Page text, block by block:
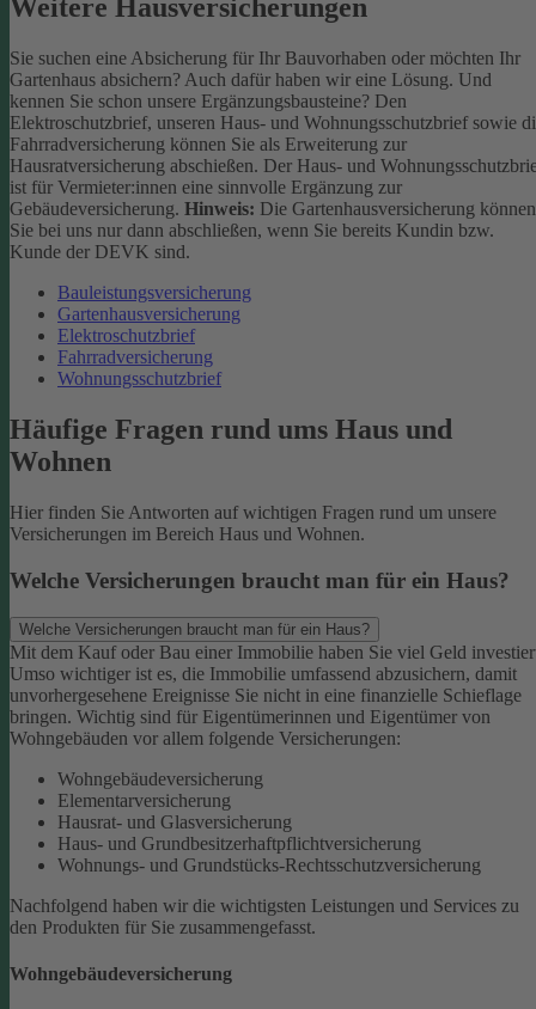
Weitere Hausversicherungen
Sie suchen eine Absicherung für Ihr Bauvorhaben oder möchten Ihr
Gartenhaus absichern? Auch dafür haben wir eine Lösung. Und
kennen Sie schon unsere Ergänzungsbausteine? Den
Elektroschutzbrief, unseren Haus- und Wohnungsschutzbrief sowie
Fahrradversicherung können Sie als Erweiterung zur
Hausratversicherung abschießen. Der Haus- und
ist für Vermieter:innen eine sinnvolle Ergänzung zur
Gebäudeversicherung. Hinweis: Die Gartenhausversicherung können
Sie bei uns nur dann abschließen, wenn Sie bereits Kundin bzw.
Kunde der DEVK sind.
Bauleistungsversicherung
Gartenhausversicherung
Elektroschutzbrief
Fahrradversicherung
Wohnungsschutzbrief
Häufige Fragen rund ums Haus und
Wohnen
Hier finden Sie Antworten auf wichtigen Fragen rund um unsere
Versicherungen im Bereich Haus und Wohnen.
Welche Versicherungen braucht man für ein Haus?
Welche Versicherungen braucht man für ein Haus?
Mit dem Kauf oder Bau einer Immobilie haben Sie viel Geld
Umso wichtiger ist es, die Immobilie umfassend abzusichern, damit
unvorhergesehene Ereignisse Sie nicht in eine finanzielle Schieflage
bringen. Wichtig sind für Eigentümerinnen und Eigentümer von
Wohngebäuden vor allem folgende Versicherungen:
Wohngebäudeversicherung
Elementarversicherung
Hausrat- und Glasversicherung
Haus- und Grundbesitzerhaftpflichtversicherung
Wohnungs- und Grundstücks-Rechtsschutzversicherung
Nachfolgend haben wir die wichtigsten Leistungen und Services zu
den Produkten für Sie zusammengefasst.
Wohngebäudeversicherung